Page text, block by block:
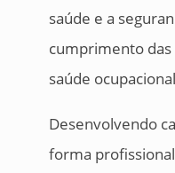
saúde e a
cumprimento das
saúde
Desenvolvendo
forma